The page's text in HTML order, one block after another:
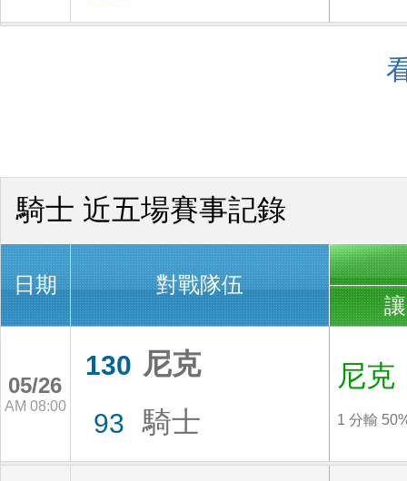
騎士 近五場賽事記錄
日期
對戰隊伍
05/26
AM 08:00
130 尼克
93 騎士
尼克
1 分輸